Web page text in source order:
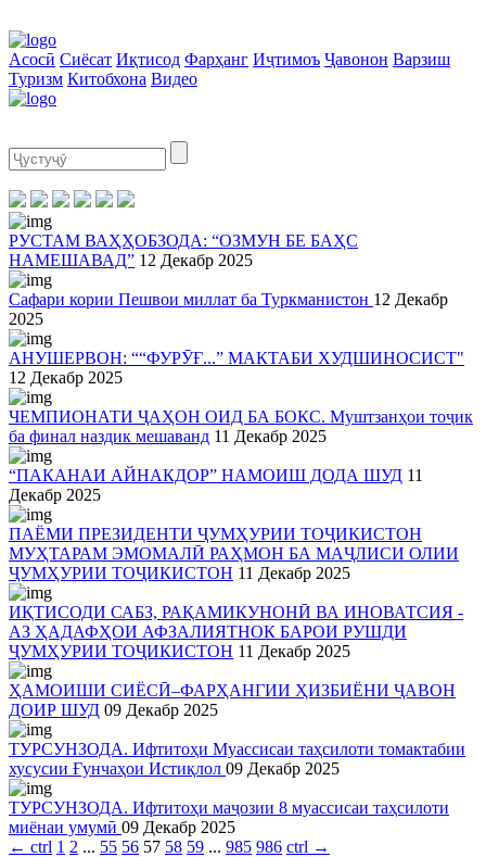
Асосӣ Сиёсат Иқтисод Фарҳанг Иҷтимоъ Ҷавонон Варзиш
Туризм Китобхона Видео
РУСТАМ ВАҲҲОБЗОДА: “ОЗМУН БЕ БАҲС
НАМЕШАВАД” 12 Декабр 2025
Сафари кории Пешвои миллат ба Туркманистон 12 Декабр
2025
АНУШЕРВОН: ““ФУРӮҒ...” МАКТАБИ ХУДШИНОСИСТ"
12 Декабр 2025
ЧЕМПИОНАТИ ҶАҲОН ОИД БА БОКС. Муштзанҳои тоҷик
ба финал наздик мешаванд 11 Декабр 2025
“ПАКАНАИ АЙНАКДОР” НАМОИШ ДОДА ШУД 11
Декабр 2025
ПАЁМИ ПРЕЗИДЕНТИ ҶУМҲУРИИ ТОҶИКИСТОН
МУҲТАРАМ ЭМОМАЛӢ РАҲМОН БА МАҶЛИСИ ОЛИИ
ҶУМҲУРИИ ТОҶИКИСТОН 11 Декабр 2025
ИҚТИСОДИ САБЗ, РАҚАМИКУНОНӢ ВА ИНОВАТСИЯ -
АЗ ҲАДАФҲОИ АФЗАЛИЯТНОК БАРОИ РУШДИ
ҶУМҲУРИИ ТОҶИКИСТОН 11 Декабр 2025
ҲАМОИШИ СИЁСӢ–ФАРҲАНГИИ ҲИЗБИЁНИ ҶАВОН
ДОИР ШУД 09 Декабр 2025
ТУРСУНЗОДА. Ифтитоҳи Муассисаи таҳсилоти томактабии
хусусии Ғунчаҳои Истиқлол 09 Декабр 2025
ТУРСУНЗОДА. Ифтитоҳи маҷозии 8 муассисаи таҳсилоти
миёнаи умумӣ 09 Декабр 2025
← ctrl 1 2 ... 55 56 57 58 59 ... 985 986 ctrl →